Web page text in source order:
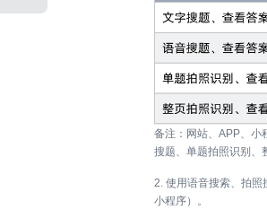
备注：网站、APP、小
搜题、单题拍照识别、
2. 使用语音搜索、拍
小程序）。